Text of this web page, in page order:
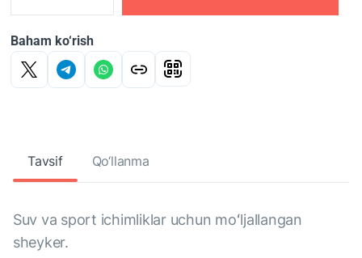
Baham ko‘rish
Tavsif Qo‘llanma
Suv va sport ichimliklar uchun moʻljallangan
sheyker.